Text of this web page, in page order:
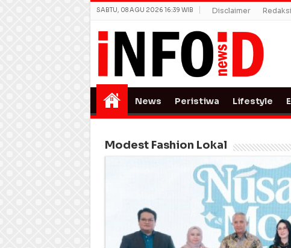
SABTU, 08 AGU 2026 16:39 WIB Disclaimer Redaksi
News Peristiwa Lifestyle
Modest Fashion Lokal